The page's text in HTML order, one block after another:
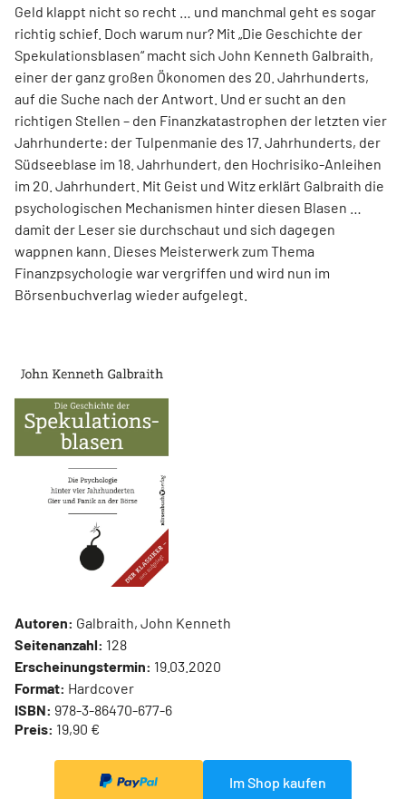
Geld klappt nicht so recht … und manchmal geht es sogar
richtig schief. Doch warum nur? Mit „Die Geschichte der
Spekulationsblasen“ macht sich John Kenneth Galbraith,
einer der ganz großen Ökonomen des 20. Jahrhunderts,
auf die Suche nach der Antwort. Und er sucht an den
richtigen Stellen – den Finanz­katas­trophen der letzten vier
Jahrhunderte: der Tulpenmanie des 17. Jahrhunderts, der
Südseeblase im 18. Jahrhundert, den Hochrisiko-Anleihen
im 20. Jahrhundert. Mit Geist und Witz erklärt Gal­braith die
psychologischen Mechanismen hinter diesen Blasen …
damit der Leser sie durchschaut und sich dagegen
wappnen kann. Dieses Meisterwerk zum Thema
Finanzpsychologie war vergriffen und wird nun im
Börsenbuchverlag wieder aufgelegt.
Autoren: Galbraith, John Kenneth
Seitenanzahl: 128
Erscheinungstermin: 19.03.2020
Format: Hardcover
ISBN: 978-3-86470-677-6
Preis: 19,90 €
Im Shop kaufen